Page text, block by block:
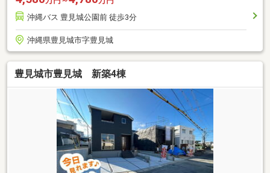
沖縄バス 豊見城公園前 徒歩3分
沖縄県豊見城市字豊見城
豊見城市豊見城 新築4棟